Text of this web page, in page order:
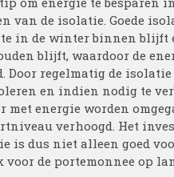
van de isolatie. Goede
in de winter binnen blijft
blijft, waardoor de
Door regelmatig de isolatie
en indien nodig te
met energie worden
verhoogd. Het
is dus niet alleen goed
voor de portemonnee op